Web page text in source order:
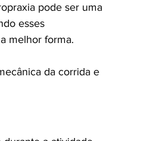
pode ser uma
esses
melhor forma.
da corrida e